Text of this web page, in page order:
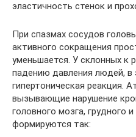
эластичность стенок и
При спазмах сосудов
активного сокращения
уменьшается. У склонных к
падению давления людей, в
гипертоническая реакция.
вызывающие нарушение
головного мозга, грудного
формируются так: